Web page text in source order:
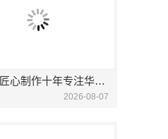
楼梯间匠心制作十年专注华居不锈钢稳固又美观
2026-08-07